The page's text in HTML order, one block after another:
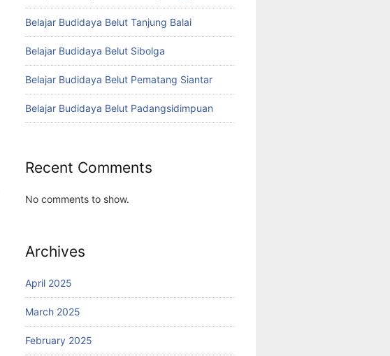
Belajar Budidaya Belut Tanjung Balai
Belajar Budidaya Belut Sibolga
Belajar Budidaya Belut Pematang Siantar
Belajar Budidaya Belut Padangsidimpuan
Recent Comments
No comments to show.
Archives
April 2025
March 2025
February 2025